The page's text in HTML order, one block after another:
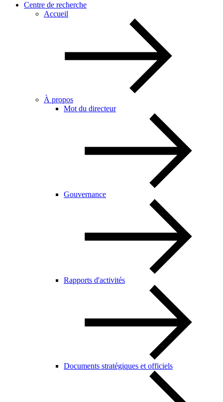
Centre de recherche
Accueil
À propos
Mot du directeur
Gouvernance
Rapports d'activités
Documents stratégiques et officiels